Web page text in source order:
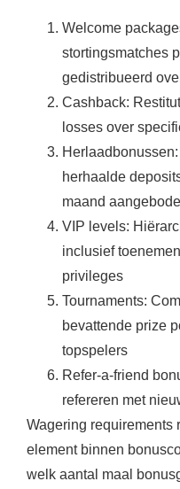
Welcome
stortingsmatches
gedistribueerd
Cashback:
losses over
herhaalde
maand
VIP levels:
inclusief
privileges
Tournaments:
bevattende prize
topspelers
Refer-a-friend
refereren met
Wagering requirements
element binnen
welk aantal maal